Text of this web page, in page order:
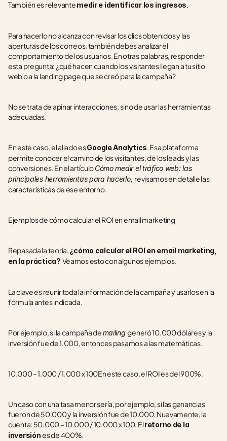
También es relevante medir e identificar los ingresos.
Para hacerlo no alcanza con revisar los clics obtenidos y las
aperturas de los correos, también debes analizar el
comportamiento de los usuarios. En otras palabras, responder
esta pregunta: ¿qué hacen cuando los visitantes llegan a tu sitio
web o a la landing page que se creó para la campaña?
No se trata de apinar interacciones, sino de usar las herramientas
adecuadas.
En este caso, el aliado es Google Analytics. Esa plataforma
permite conocer el camino de los visitantes, de los leads y las
conversiones. En el artículo Cómo medir el tráfico web: las
principales herramientas para hacerlo, revisamos en detalle las
características de ese entorno.
Ejemplos de cómo calcular el ROI en email marketing
Repasada la teoría, ¿cómo calcular el ROI en email marketing,
en la práctica? Veamos esto con algunos ejemplos.
La clave es reunir toda la información de la campaña y usarlos en la
fórmula antes indicada.
Por ejemplo, si la campaña de mailing generó 10.000 dólares y la
inversión fue de 1.000, entonces pasamos a las matemáticas.
10.000 – 1.000 / 1.000 x 100En este caso, el ROI es del 900%.
Un caso con una tasa menor sería, por ejemplo, si las ganancias
fueron de 50.000 y la inversión fue de 10.000. Nuevamente, la
cuenta: 50.000 – 10.000 / 10.000 x 100. El retorno de la
inversión es de 400%.